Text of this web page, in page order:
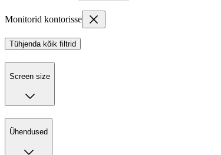
Monitorid kontorisse
Tühjenda kõik filtrid
Screen size
Ühendused